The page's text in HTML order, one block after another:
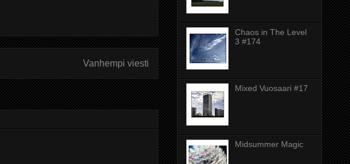
Vanhempi viesti
Chaos in The Level
3 #174
Mixed Vuosaari #17
Midsummer Magic